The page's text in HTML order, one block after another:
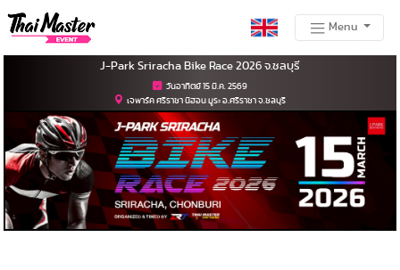
Menu
J-Park Sriracha Bike Race 2026 จ.ชลบุรี
วันอาทิตย์ 15 มี.ค. 2569
เจพาร์ค ศรีราชา นิฮอน มูระ อ.ศรีราชา จ.ชลบุรี